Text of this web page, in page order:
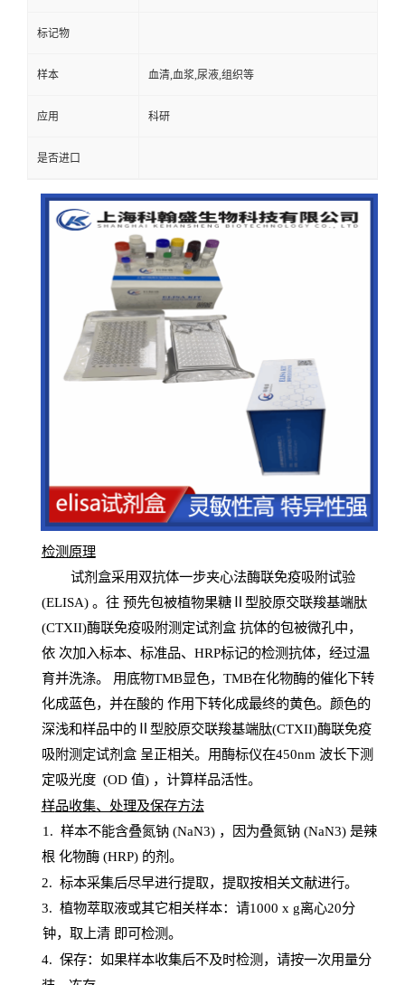
标记物
样本 血清,血浆,尿液,组织等
应用 科研
是否进口
检测原理
试剂盒采用双抗体一步夹心法酶联免疫吸附试验
(ELISA) 。往 预先包被植物果糖Ⅱ型胶原交联羧基端肽
(CTXII)酶联免疫吸附测定试剂盒抗体的包被微孔中，
依 次加入标本、标准品、 HRP标记的检测抗体，经过温
育并洗涤。 用底物TMB显色， TMB在化物酶的催化下转
化成蓝色，并在酸的 作用下转化成最终的黄色。颜色的
深浅和样品中的Ⅱ型胶原交联羧基端肽(CTXII)酶联免疫
吸附测定试剂盒呈正相关。用酶标仪在450nm 波长下测
定吸光度 (OD 值) ，计算样品活性。
样品收集、处理及保存方法
1 . 样本不能含叠氮钠(NaN3) ，因为叠氮钠 (NaN3) 是辣
根 化物酶(HRP) 的剂。
2. 标本采集后尽早进行提取，提取按相关文献进行。
3. 植物萃取液或其它相关样本：请1000 x g离心20分
钟，取上清 即可检测。
4. 保存：如果样本收集后不及时检测，请按一次用量分